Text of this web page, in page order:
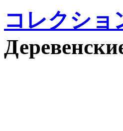
コレクショ